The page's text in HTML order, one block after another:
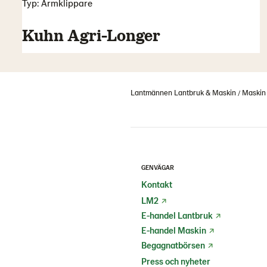
Typ: Armklippare
Kuhn Agri-Longer
Lantmännen Lantbruk & Maskin Maskin
GENVÄGAR
Kontakt
LM2
E-handel Lantbruk
E-handel Maskin
Begagnatbörsen
Press och nyheter